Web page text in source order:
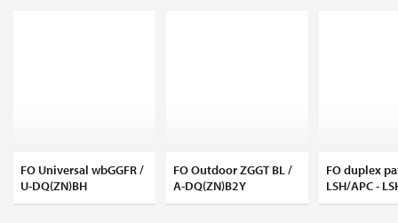
FO Universal wbGGFR /
U-DQ(ZN)BH
FO Outdoor ZGGT BL /
A-DQ(ZN)B2Y
FO duplex
LSH/APC -